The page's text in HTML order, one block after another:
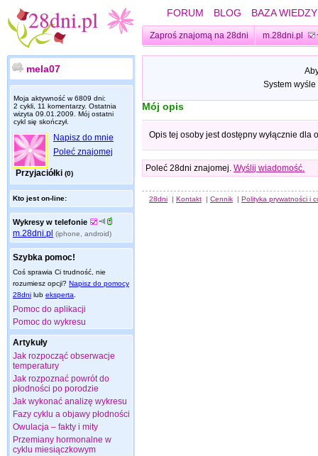
FORUM BLOG BAZA WIEDZY
Zaproś znajomą na 28dni m.28dni.pl
mela07
Moja aktywność w 6809 dni:
2 cykli, 11 komentarzy. Ostatnia
wizyta 09.01.2009 . Mój ostatni
cykl się skończył.
Napisz do mnie
Poleć znajomej
Przyjaciółki (0)
Kto jest on-line:
Wykresy w telefonie
m.28dni.pl (iphone, android)
Szybka pomoc!
Coś sprawia Ci trudność, nie
rozumiesz opcji? Napisz do pomocy
28dni lub eksperta
Pomoc do aplikacji
Pomoc do wykresu
Artykuły
Jak rozpocząć obserwacje
temperatury
Jak rozpoznać powrót do
płodności po porodzie
Jak wykonać analizę wykresu
Fazy cyklu a objawy płodności
Owulacja – fakty i mity
Przemiany hormonalne w
cyklu miesiączkowym
System
Mój opis
Opis tej osoby jest dostępny wyłącznie dla
Poleć 28dni znajomej. Wyślij wiadomość.
28dni | Kontakt | Cennik | Polityka prywatności i